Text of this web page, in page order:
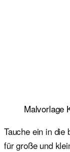
Malvorlage
Tauche ein in die
für große und